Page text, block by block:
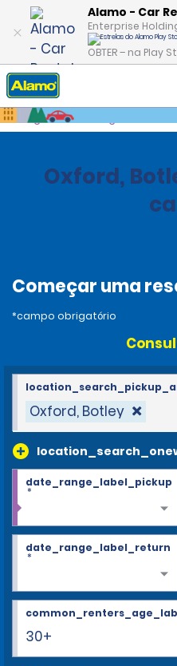
Alamo - Car
Enterprise
OBTER – na Play
Página inicial
Oxford,
Começar uma
*campo obrigatório
Oxford, Botley
date_range_label_pickup
*
date_range_label_return
*
30+